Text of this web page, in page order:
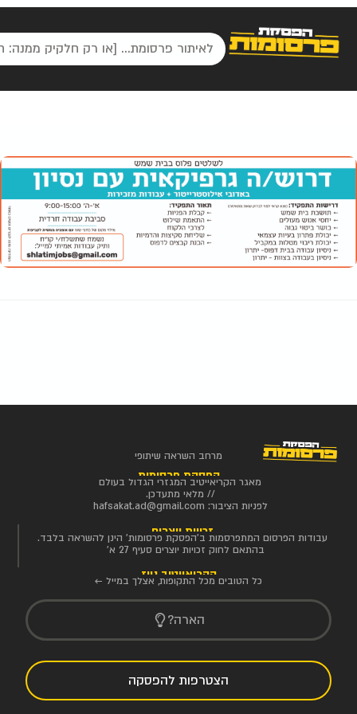
מרחב השראה שיתופי
הפסקת פרסומות
מאגר הקריאייטיב המגזרי הגדול בעולם
// מלאי מתעדכן.
לפניות הציבור: hafsakat.ad@gmail.com
זכויות יוצרים
עבודות הפרסום המתפרסמות ב'הפסקת פרסומות' הינן להשראה בלבד.
בהתאם לחוק זכויות יוצרים סעיף 27 א'
הקריאייטיב ניוז
כל הטובים מכל התקופות, אצלך במייל ←
הארה?
הצטרפות להפסקה